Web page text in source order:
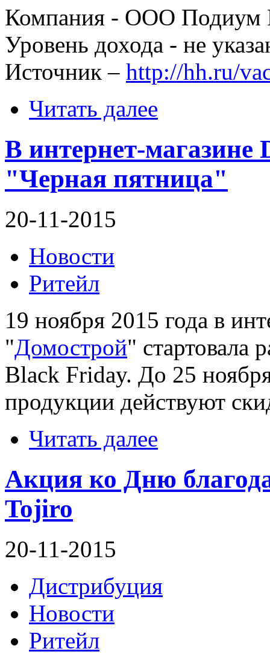
Компания - ООО Подиум
Уровень дохода - не
Источник – http://hh.ru/
Читать далее
В интернет-магазине
"Черная пятница"
20-11-2015
Новости
Ритейл
19 ноября 2015 года в
"Домострой" стартовала
Black Friday. До 25
продукции действуют
Читать далее
Акция ко Дню
Tojiro
20-11-2015
Дистрибуция
Новости
Ритейл